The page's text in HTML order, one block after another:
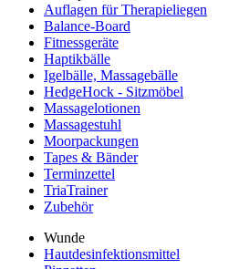
Auflagen für Therapieliegen
Balance-Board
Fitnessgeräte
Haptikbälle
Igelbälle, Massagebälle
HedgeHock - Sitzmöbel
Massagelotionen
Massagestuhl
Moorpackungen
Tapes & Bänder
Terminzettel
TriaTrainer
Zubehör
Wunde
Hautdesinfektionsmittel